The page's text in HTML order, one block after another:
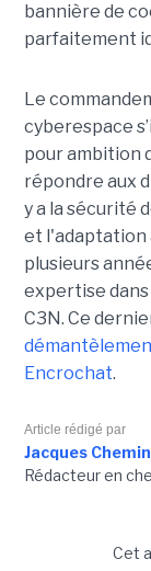
bannière de
parfaitement
Le
cyberespace
pour ambition
répondre aux
y a la sécurité
et l'adaptation
plusieurs
expertise
C3N. Ce
Encrochat.
Article rédigé par
Jacques
Rédacteur en
Cet